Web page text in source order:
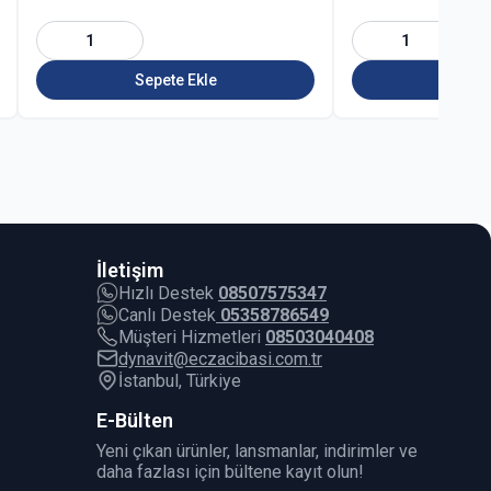
1
Sepete Ekle
1
İletişim
Hızlı Destek 08507575347
Canlı Destek 05358786549
Müşteri Hizmetleri 08503040408
dynavit@eczacibasi.com.tr
İstanbul, Türkiye
E-Bülten
Yeni çıkan ürünler, lansmanlar, indirimler ve
daha fazlası için bültene kayıt olun!